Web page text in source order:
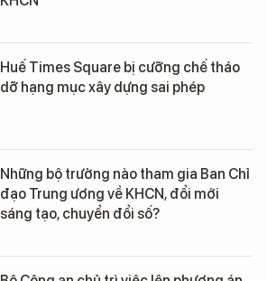
Huế Times Square bị cưỡng chế tháo
dỡ hạng mục xây dựng sai phép
Những bộ trưởng nào tham gia Ban Chỉ
đạo Trung ương về KHCN, đổi mới
sáng tạo, chuyển đổi số?